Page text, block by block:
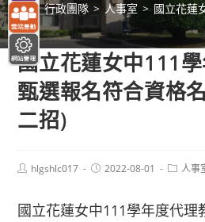
> 行政團隊 > 人事室 > 國立花蓮
國立花蓮女中111
甄選報名符合資格
二招)
Posthlgshlc017
Post2022-08-01
Post人事
國立花蓮女中111學年度代理